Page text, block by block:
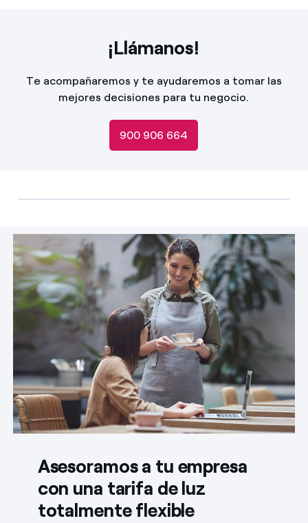
¡Llámanos!
Te acompañaremos y te ayudaremos a tomar las
mejores decisiones para tu negocio.
900 906 664
Asesoramos a tu empresa
con una tarifa de luz
totalmente flexible